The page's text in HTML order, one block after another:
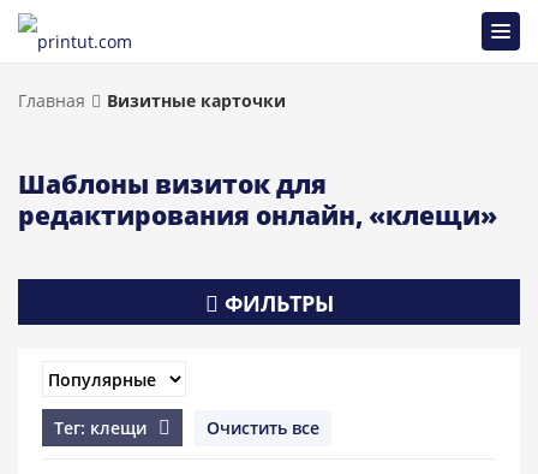
Главная Визитные карточки
Шаблоны визиток для
редактирования онлайн, «клещи»
ФИЛЬТРЫ
Тег: клещи Очистить все